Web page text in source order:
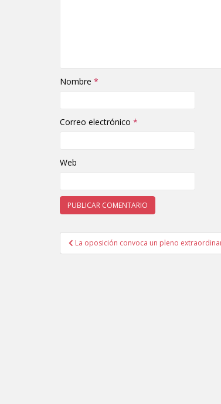
Nombre *
Correo electrónico *
Web
Navegación de
La oposición convoca un pleno